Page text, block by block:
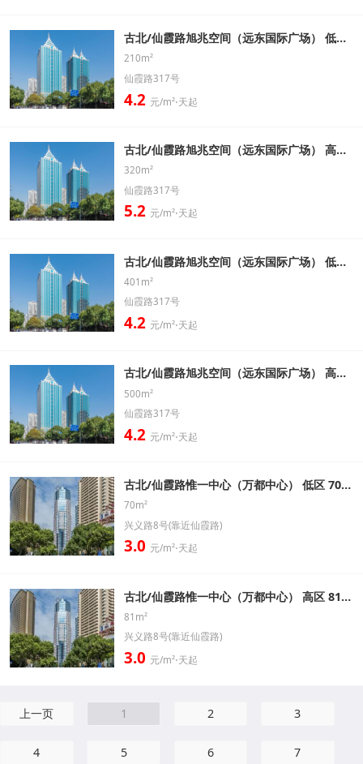
古北/仙霞路旭兆空间（远东国际广场） 低区 210㎡ 精装带家具办公室出租信息
210m²
仙霞路317号
4.2 元/m²⋅天起
古北/仙霞路旭兆空间（远东国际广场） 高区 320㎡ 精装带家具办公室出租信息
320m²
仙霞路317号
5.2 元/m²⋅天起
古北/仙霞路旭兆空间（远东国际广场） 低区 401㎡ 精装带家具办公室出租信息
401m²
仙霞路317号
4.2 元/m²⋅天起
古北/仙霞路旭兆空间（远东国际广场） 高区 500㎡ 精装带家具办公室出租信息
500m²
仙霞路317号
4.2 元/m²⋅天起
古北/仙霞路惟一中心（万都中心） 低区 70㎡ 精装带家具办公室出租信息
70m²
兴义路8号(靠近仙霞路)
3.0 元/m²⋅天起
古北/仙霞路惟一中心（万都中心） 高区 81㎡ 精装带家具办公室出租信息
81m²
兴义路8号(靠近仙霞路)
3.0 元/m²⋅天起
上一页 1 2 3
4 5 6 7